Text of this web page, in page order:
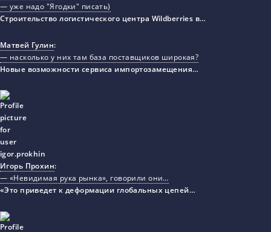
— уже надо "Ягодки" писать)
Строительство логистического центра Wildberries в…
Матвей Гулин:
— насколько у них там база поставщиков широкая?
Новые возможности сервиса импортозамещения…
Игорь Прохин:
— «Невидимая рука рынка», говорили они…
«Это приведет к деформации глобальных цепей…